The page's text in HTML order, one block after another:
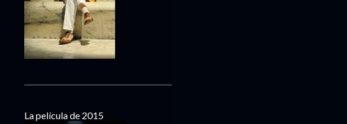
La película de 2015